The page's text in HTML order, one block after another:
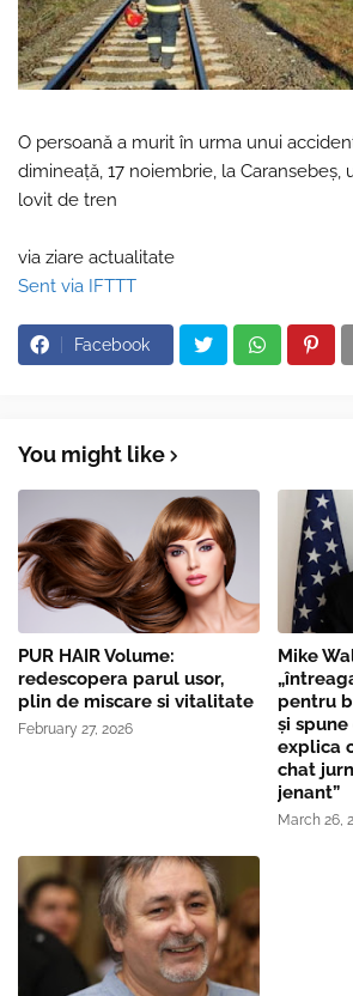
O persoană a murit în urma unui
dimineață, 17 noiembrie, la Caransebeş,
lovit de tren
via ziare actualitate
Sent via IFTTT
Facebook
You might like
PUR HAIR Volume:
redescopera parul usor,
plin de miscare si vitalitate
February 27, 2026
Mike
pentru
și
explica
chat
jenant”
March 26,